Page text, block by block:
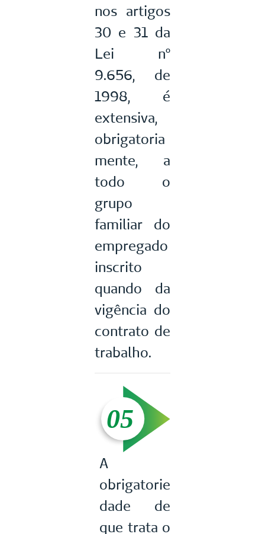
nos artigos
30 e 31 da
Lei nº
9.656, de
1998, é
extensiva,
obrigatoria
mente, a
todo o
grupo
familiar do
empregado
inscrito
quando da
vigência do
contrato de
trabalho.
A
obrigatorie
dade de
que trata o